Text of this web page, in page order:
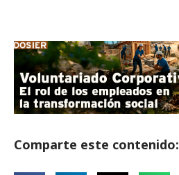
Comparte este contenido: